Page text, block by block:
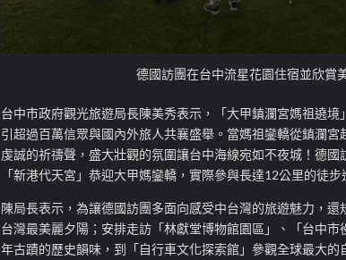
德國訪團在台中流星花園住宿並欣賞
台中市政府觀光旅遊局長陳美秀表示，「大甲鎮瀾宮媽祖遶境
引超過百萬信眾與國內外旅人共襄盛舉。當媽祖鑾轎從鎮瀾
虔誠的祈禱聲，盛大壯觀的氛圍讓台中海線宛如不夜城！德國
「新港代天宮」恭迎大甲媽鑾轎，實際參與長達12公里的徒
陳局長表示，為讓德國訪團多面向感受中台灣的旅遊魅力，
台灣最美麗夕陽；安排走訪「林獻堂博物館園區」、「台中市
年古蹟的歷史韻味，到「自行車文化探索館」參觀全球最大